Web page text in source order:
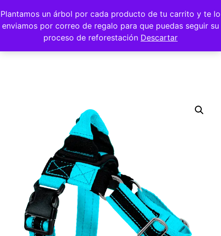
Plantamos un árbol por cada producto de tu carrito y te lo
enviamos por correo de regalo para que puedas seguir su
proceso de reforestación Descartar